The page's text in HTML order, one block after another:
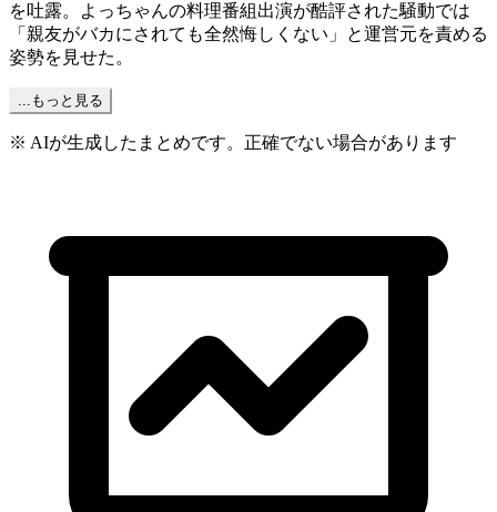
を吐露。よっちゃんの料理番組出演が酷評された騒動では
「親友がバカにされても全然悔しくない」と運営元を責める
姿勢を見せた。
...もっと見る
※ AIが生成したまとめです。正確でない場合があります